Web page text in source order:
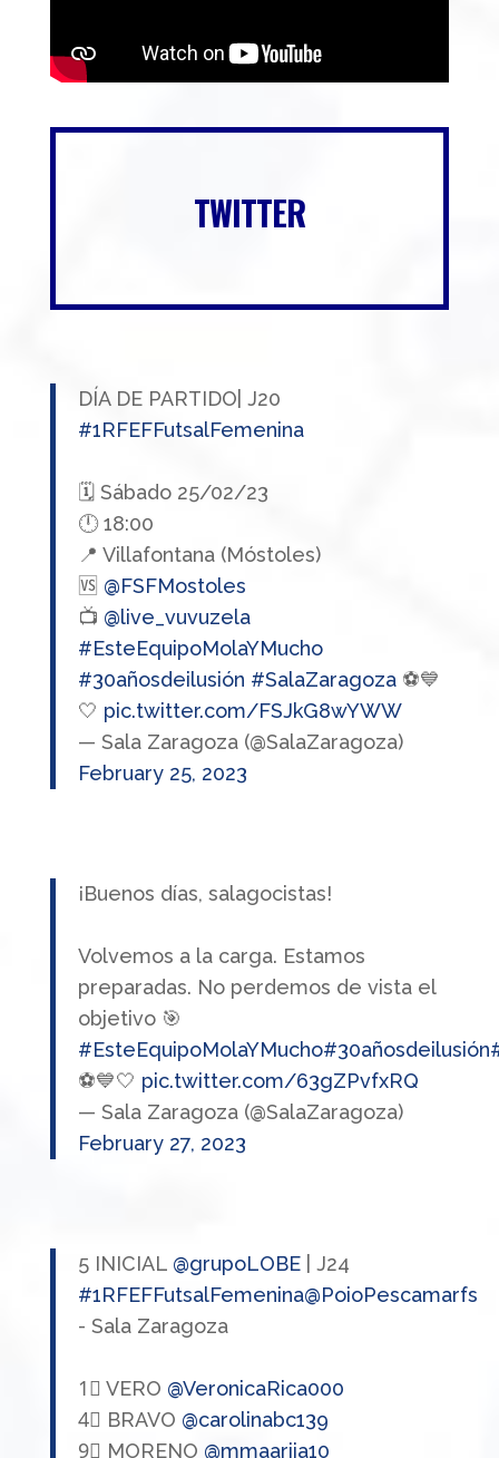
TWITTER
DÍA DE PARTIDO| J20
#1RFEFFutsalFemenina
🗓️ Sábado 25/02/23
🕛 18:00
📍 Villafontana (Móstoles)
🆚 @FSFMostoles
📺 @live_vuvuzela
#EsteEquipoMolaYMucho
#30añosdeilusión #SalaZaragoza⚽️💙
🤍 pic.twitter.com/FSJkG8wYWW
— Sala Zaragoza (@SalaZaragoza)
February 25, 2023
¡Buenos días, salagocistas!
Volvemos a la carga. Estamos
preparadas. No perdemos de vista el
objetivo 🎯
#EsteEquipoMolaYMucho#30añosdeilusión
⚽️💙🤍 pic.twitter.com/63gZPvfxRQ
— Sala Zaragoza (@SalaZaragoza)
February 27, 2023
5 INICIAL @grupoLOBE| J24
#1RFEFFutsalFemenina@PoioPescamarfs
- Sala Zaragoza
1⃣ VERO @VeronicaRica000
4⃣ BRAVO @carolinabc139
9⃣ MORENO @mmaariia10